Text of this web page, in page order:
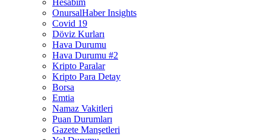
Hesabım
OnursalHaber Insights
Covid 19
Döviz Kurları
Hava Durumu
Hava Durumu #2
Kripto Paralar
Kripto Para Detay
Borsa
Emtia
Namaz Vakitleri
Puan Durumları
Gazete Manşetleri